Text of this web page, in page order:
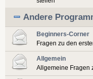
Andere
Beginners-Corner
Fragen zu den
Allgemein
Allgemeine Fragen